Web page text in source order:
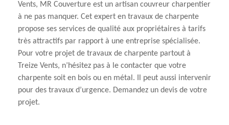
Vents, MR Couverture est un artisan couvreur charpentier
à ne pas manquer. Cet expert en travaux de charpente
propose ses services de qualité aux propriétaires à tarifs
très attractifs par rapport à une entreprise spécialisée.
Pour votre projet de travaux de charpente partout à
Treize Vents, n’hésitez pas à le contacter que votre
charpente soit en bois ou en métal. Il peut aussi intervenir
pour des travaux d’urgence. Demandez un devis de votre
projet.